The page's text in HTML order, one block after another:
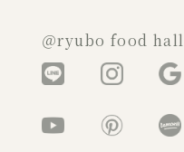
＠ryubo food hall